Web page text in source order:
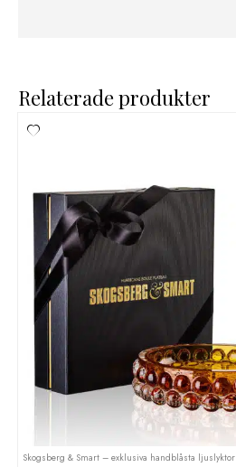
Relaterade produkter
Skogsberg & Smart – exklusiva handblåsta ljuslyktor